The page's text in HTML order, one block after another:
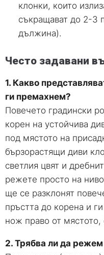
клонки, които
съкращават до 2-3
дължина).
Често задавани
1. Какво
ги премахнем?
Повечето градински
корен на устойчива
под мястото на
бързорастящи диви
светлия цвят и
режете просто на
ще се разклонят
пръстта до корена и
нож право от мястото,
2. Трябва ли да режем